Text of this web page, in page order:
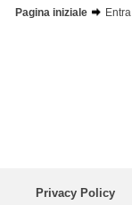
Pagina iniziale
Entra
Privacy Policy